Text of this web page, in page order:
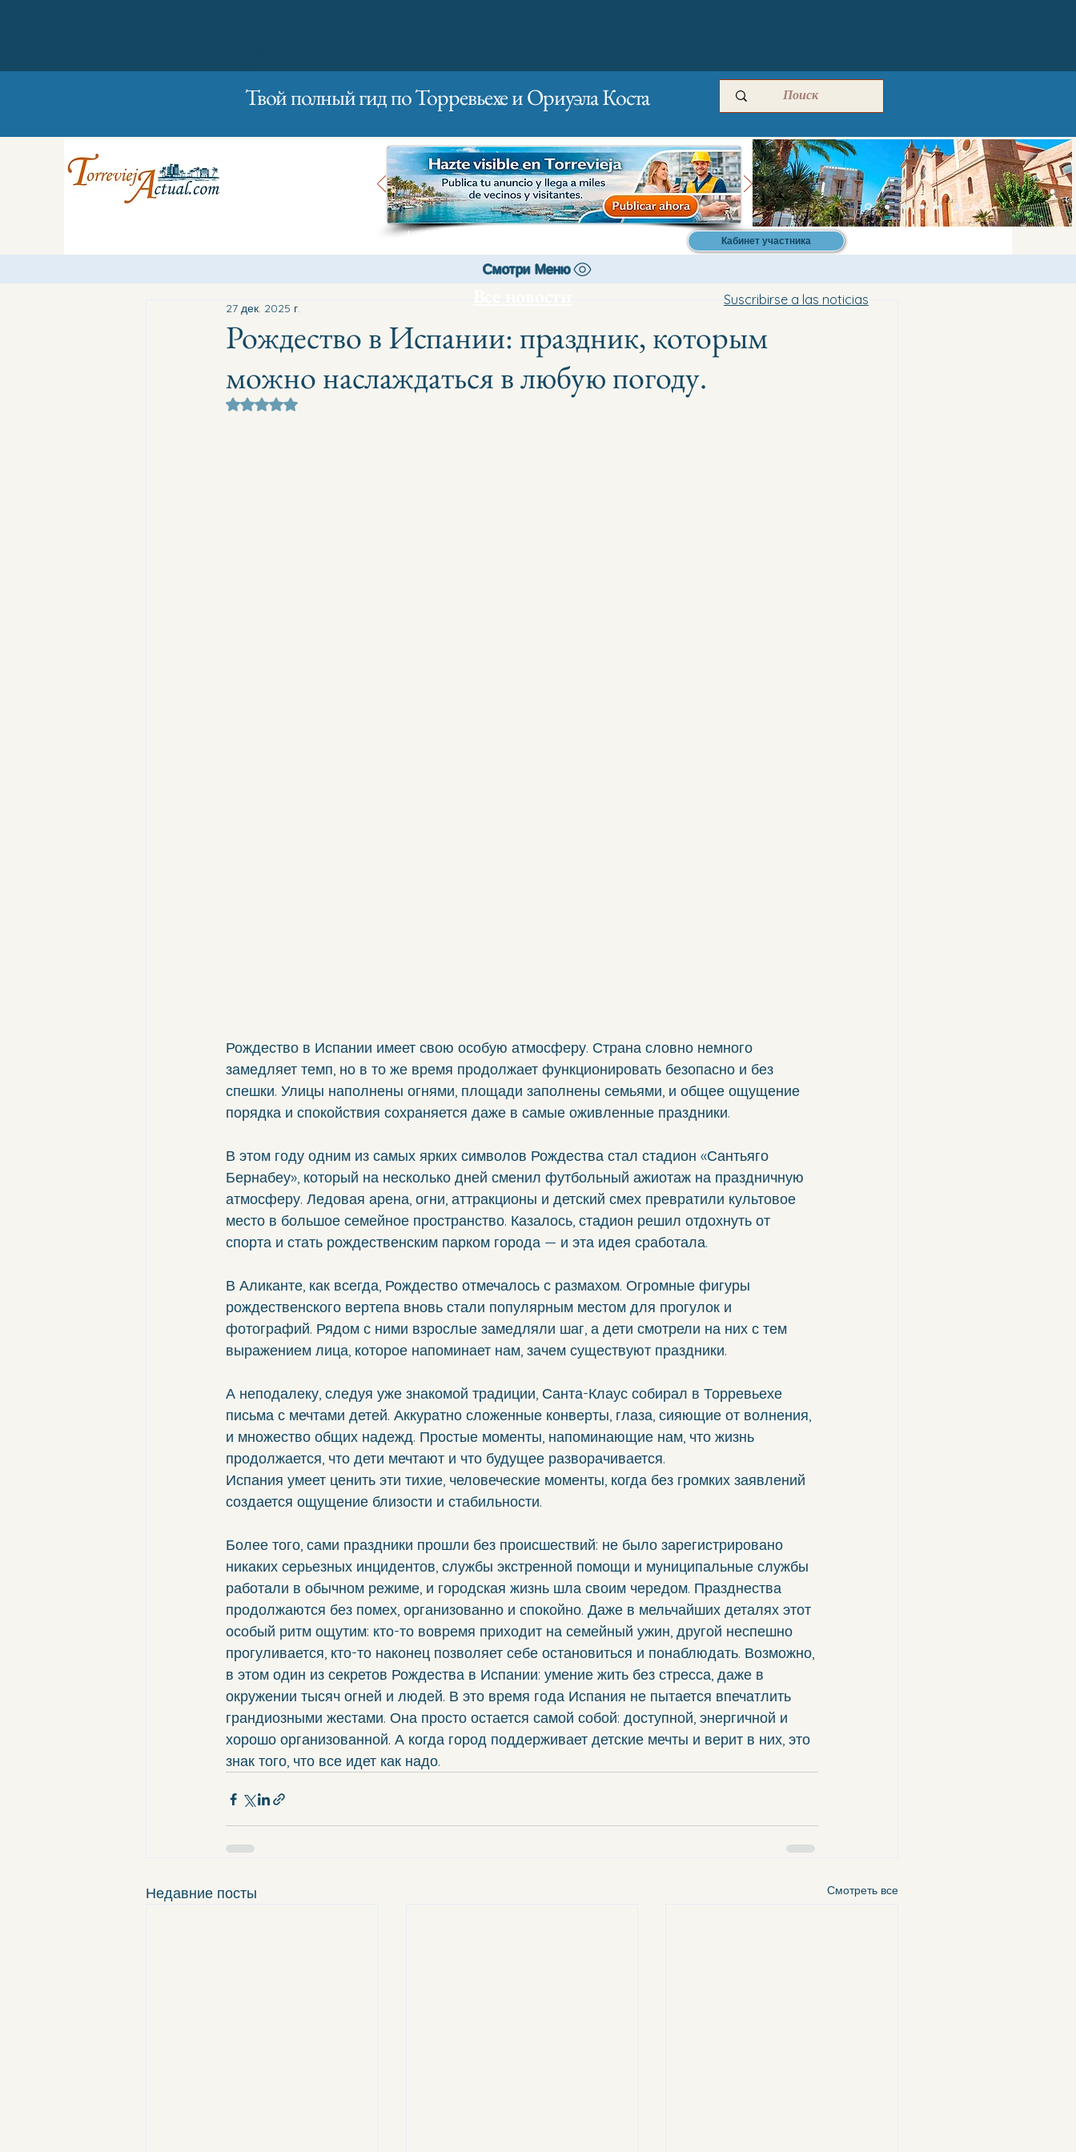
Твой полный гид по Торревьехе и Ориуэла Коста
Кабинет участника
Смотри Меню
Рождество в Испании: праздник, которым
можно наслаждаться в любую погоду.
27 дек. 2025 г.
Оценка: не число из 5 звезд.
Рождество в Испании имеет свою особую атмосферу. Страна словно немного
замедляет темп, но в то же время продолжает функционировать безопасно и без
спешки. Улицы наполнены огнями, площади заполнены семьями, и общее ощущение
порядка и спокойствия сохраняется даже в самые оживленные праздники.
В этом году одним из самых ярких символов Рождества стал стадион «Сантьяго
Бернабеу», который на несколько дней сменил футбольный ажиотаж на праздничную
атмосферу. Ледовая арена, огни, аттракционы и детский смех превратили культовое
место в большое семейное пространство. Казалось, стадион решил отдохнуть от
спорта и стать рождественским парком города — и эта идея сработала.
В Аликанте, как всегда, Рождество отмечалось с размахом. Огромные фигуры
рождественского вертепа вновь стали популярным местом для прогулок и
фотографий. Рядом с ними взрослые замедляли шаг, а дети смотрели на них с тем
выражением лица, которое напоминает нам, зачем существуют праздники.
А неподалеку, следуя уже знакомой традиции, Санта-Клаус собирал в Торревьехе
письма с мечтами детей. Аккуратно сложенные конверты, глаза, сияющие от волнения,
и множество общих надежд. Простые моменты, напоминающие нам, что жизнь
продолжается, что дети мечтают и что будущее разворачивается.
Испания умеет ценить эти тихие, человеческие моменты, когда без громких заявлений
создается ощущение близости и стабильности.
Более того, сами праздники прошли без происшествий: не было зарегистрировано
никаких серьезных инцидентов, службы экстренной помощи и муниципальные службы
работали в обычном режиме, и городская жизнь шла своим чередом. Празднества
продолжаются без помех, организованно и спокойно. Даже в мельчайших деталях этот
особый ритм ощутим: кто-то вовремя приходит на семейный ужин, другой неспешно
прогуливается, кто-то наконец позволяет себе остановиться и понаблюдать. Возможно,
в этом один из секретов Рождества в Испании: умение жить без стресса, даже в
окружении тысяч огней и людей. В это время года Испания не пытается впечатлить
грандиозными жестами. Она просто остается самой собой: доступной, энергичной и
хорошо организованной. А когда город поддерживает детские мечты и верит в них, это
знак того, что все идет как надо.
Недавние посты Смотреть все
Все новости Suscribirse a las noticias